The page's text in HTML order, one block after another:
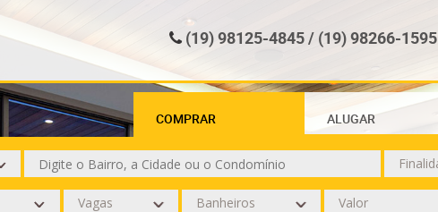
(19) 98125-4845 / (19) 98266-1595
COMPRAR ALUGAR